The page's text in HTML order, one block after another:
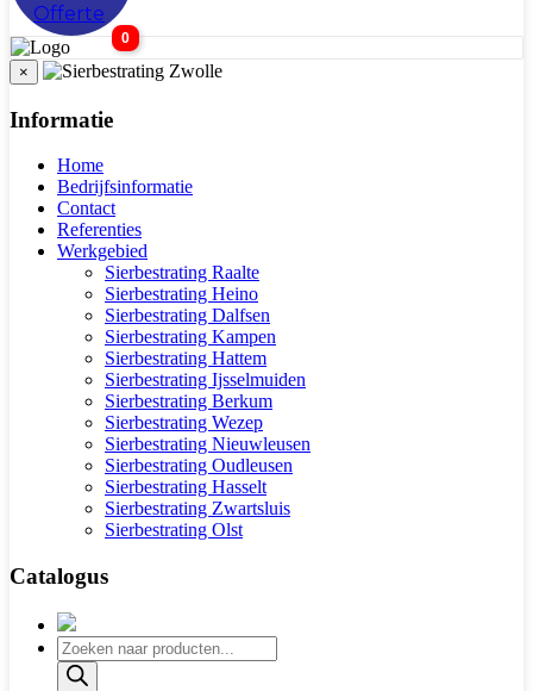
Offerte
0
×
Informatie
Home
Bedrijfsinformatie
Contact
Referenties
Werkgebied
Sierbestrating Raalte
Sierbestrating Heino
Sierbestrating Dalfsen
Sierbestrating Kampen
Sierbestrating Hattem
Sierbestrating Ijsselmuiden
Sierbestrating Berkum
Sierbestrating Wezep
Sierbestrating Nieuwleusen
Sierbestrating Oudleusen
Sierbestrating Hasselt
Sierbestrating Zwartsluis
Sierbestrating Olst
Catalogus
Producten
zoeken